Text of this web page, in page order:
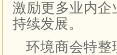
激励更多业内
持续发展。
环境商会特整